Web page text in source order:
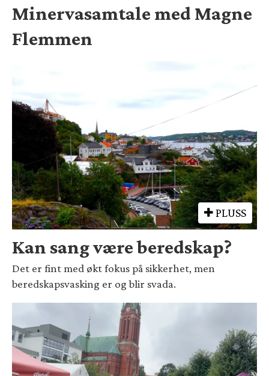
Minervasamtale med Magne
Flemmen
PLUSS
Kan sang være beredskap?
Det er fint med økt fokus på sikkerhet, men
beredskapsvasking er og blir svada.